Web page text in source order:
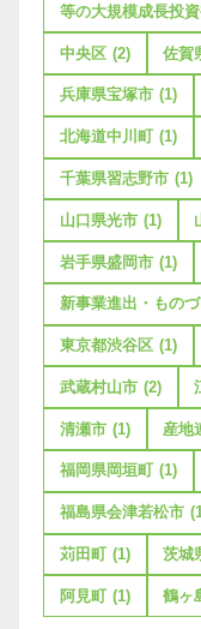
等の大規模成長投
中央区 (2) 佐賀
兵庫県宝塚市 (1)
北海道中川町 (1)
千葉県習志野市 (1)
山口県光市 (1)
岩手県盛岡市 (1)
新事業進出・もの
東京都渋谷区 (1)
武蔵村山市 (2)
清瀬市 (1) 産地
福岡県岡垣町 (1)
福島県会津若松市
苅田町 (1) 茨城
阿見町 (1) 鶴ヶ